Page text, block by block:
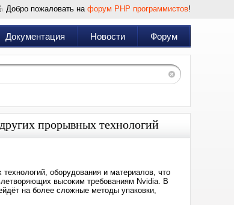
Добро пожаловать на форум PHP программистов!
Документация Новости Форум
прорывных технологий
оборудования и материалов, что
высоким требованиям Nvidia. В
на более сложные методы упаковки,